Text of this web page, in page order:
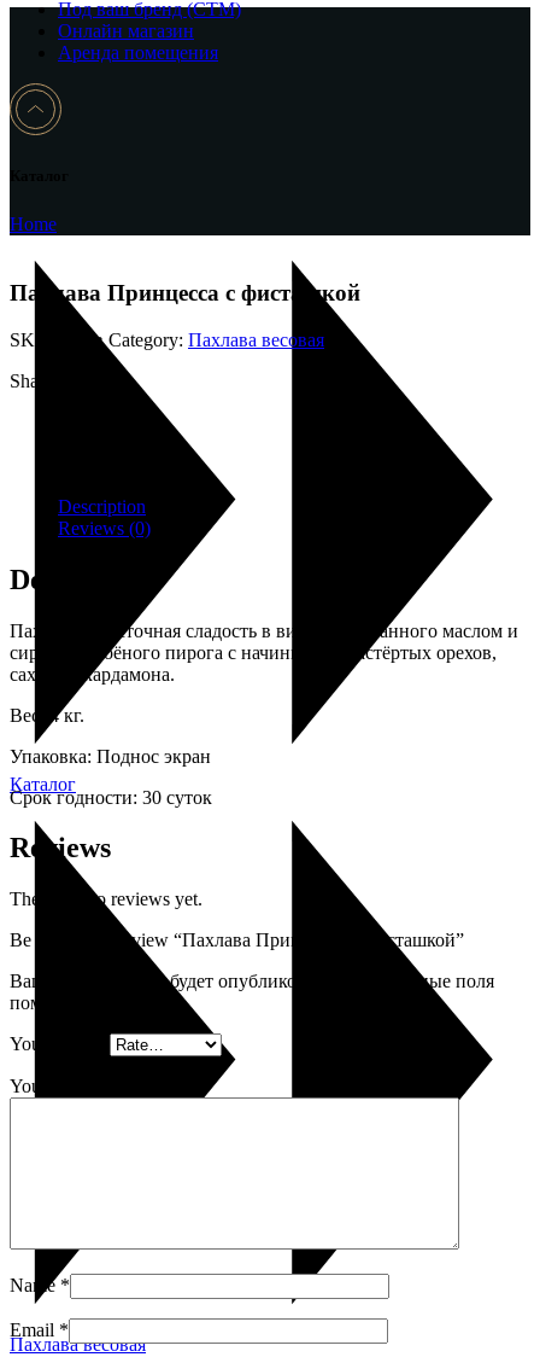
Под ваш бренд (CTM)
Онлайн магазин
Аренда помещения
Home
Каталог
Пахлава весовая
Пахлава Принцесса с фисташкой
SKU: 827-в Category: Пахлава весовая
Share:
Description
Reviews (0)
Description
Пахлава – восточная сладость в виде пропитанного маслом и
сиропом слоёного пирога с начинкой из растёртых орехов,
сахара и кардамона.
Вес: 4 кг.
Упаковка: Поднос экран
Срок годности: 30 суток
Reviews
There are no reviews yet.
Be the first to review “Пахлава Принцесса с фисташкой”
Ваш адрес email не будет опубликован.
Обязательные поля
помечены
Your rating
Your review
Name *
Email *